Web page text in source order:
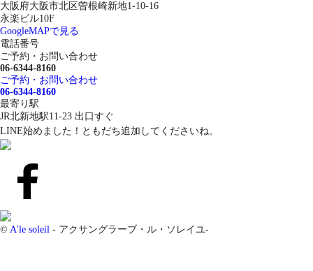
大阪府大阪市北区曽根崎新地1-10-16
永楽ビル10F
GoogleMAPで見る
電話番号
ご予約・お問い合わせ
06-6344-8160
ご予約・お問い合わせ
06-6344-8160
最寄り駅
JR北新地駅11-23 出口すぐ
LINE始めました！ともだち追加してくださいね。
© A'le soleil - アクサングラーブ・ル・ソレイユ-